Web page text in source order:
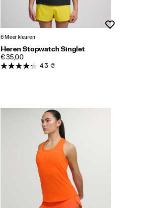
6 Meer kleuren
Heren Stopwatch Singlet
PRICE
€ 35,00
4.3 (7)